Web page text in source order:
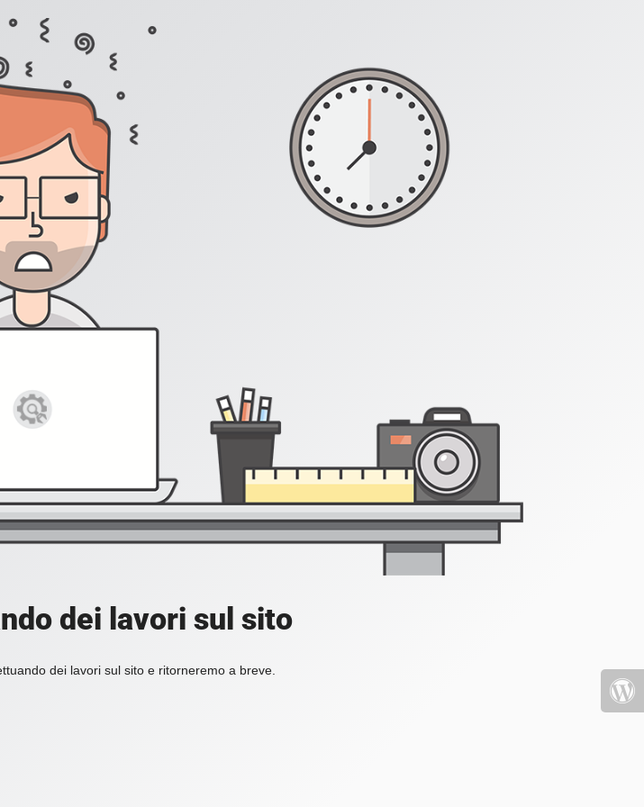
dei lavori sul sito
dei lavori sul sito e ritorneremo a breve.